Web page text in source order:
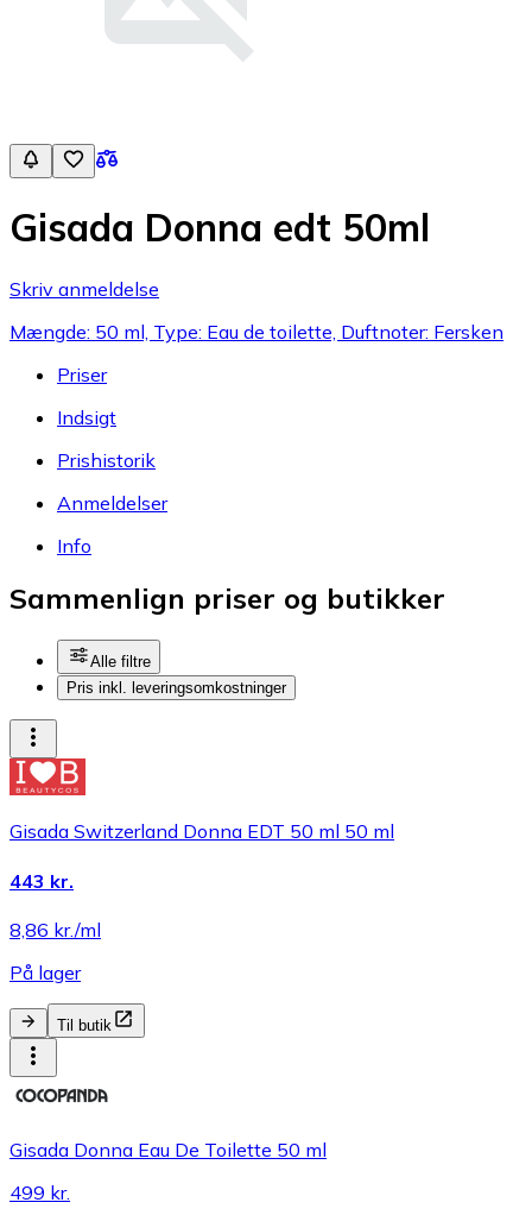
Gisada Donna edt 50ml
Skriv anmeldelse
Mængde: 50 ml, Type: Eau de toilette, Duftnoter: Fersken
Priser
Indsigt
Prishistorik
Anmeldelser
Info
Sammenlign priser og butikker
Alle filtre
Pris inkl. leveringsomkostninger
Gisada Switzerland Donna EDT 50 ml 50 ml
443 kr.
8,86 kr./ml
På lager
Til butik
Gisada Donna Eau De Toilette 50 ml
499 kr.